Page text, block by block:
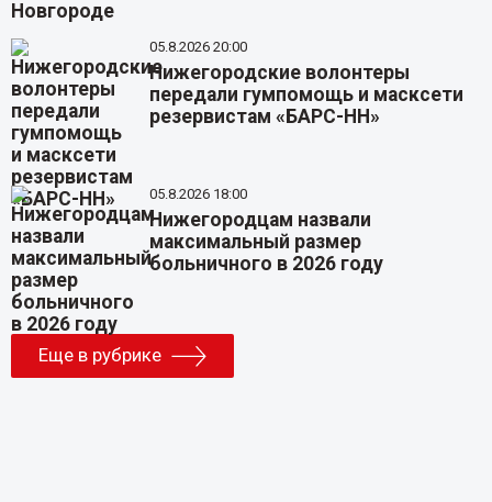
05.8.2026 20:00
Нижегородские волонтеры
передали гумпомощь и масксети
резервистам «БАРС-НН»
05.8.2026 18:00
Нижегородцам назвали
максимальный размер
больничного в 2026 году
Еще в рубрике